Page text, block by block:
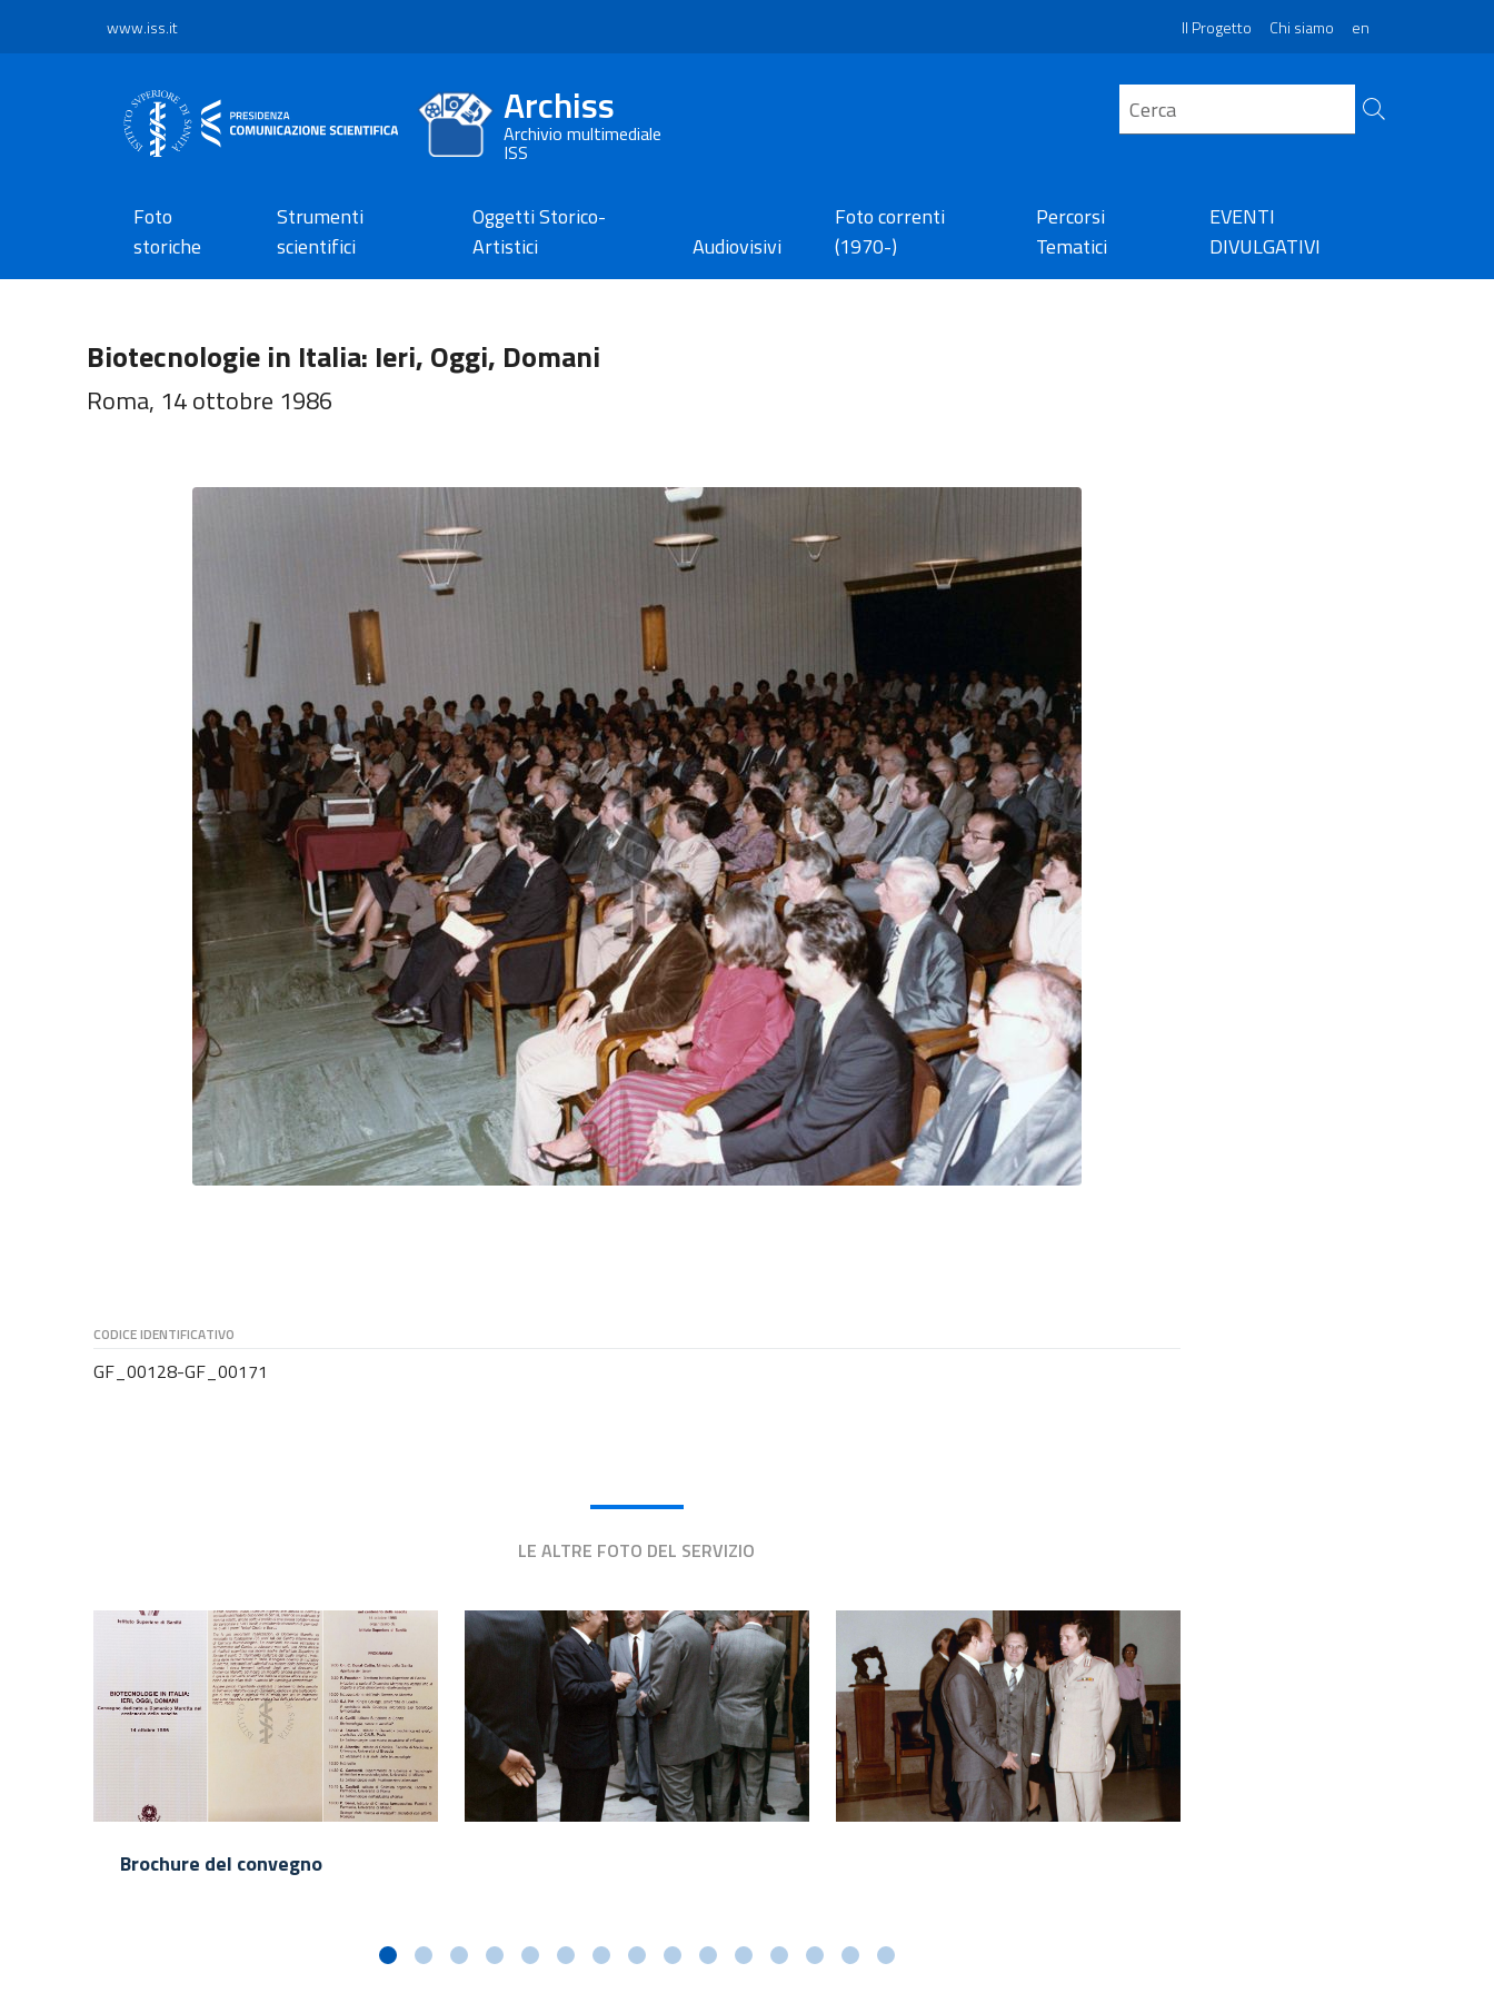
www.iss.it Il Progetto Chi siamo en
Archiss
Archivio multimediale
ISS
Foto
storiche
Strumenti
scientifici
Oggetti Storico-
Artistici
Audiovisivi
Foto correnti
(1970-)
Percorsi
Tematici
EVENTI
DIVULGATIVI
Biotecnologie in Italia: Ieri, Oggi, Domani
Roma, 14 ottobre 1986
CODICE IDENTIFICATIVO
GF_00128-GF_00171
LE ALTRE FOTO DEL SERVIZIO
Brochure del convegno